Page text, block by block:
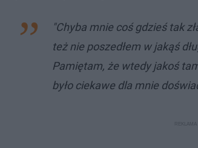
"Chyba mnie coś gdzieś tak
też nie poszedłem w jakąś
Pamiętam, że wtedy jakoś
było ciekawe dla mnie